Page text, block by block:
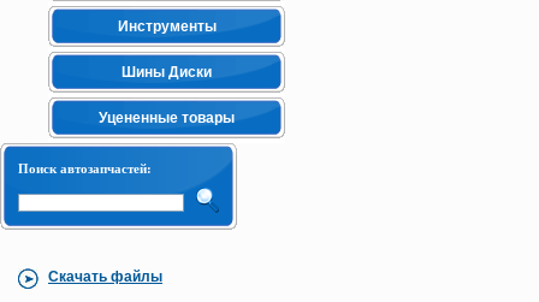
Инструменты
Шины Диски
Уцененные товары
Поиск автозапчастей:
Скачать файлы